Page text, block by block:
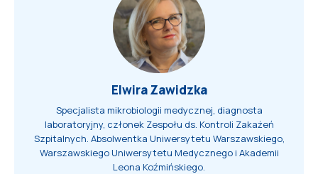
Elwira Zawidzka
Specjalista mikrobiologii medycznej, diagnosta
laboratoryjny, członek Zespołu ds. Kontroli Zakażeń
Szpitalnych. Absolwentka Uniwersytetu Warszawskiego,
Warszawskiego Uniwersytetu Medycznego i Akademii
Leona Koźmińskiego.